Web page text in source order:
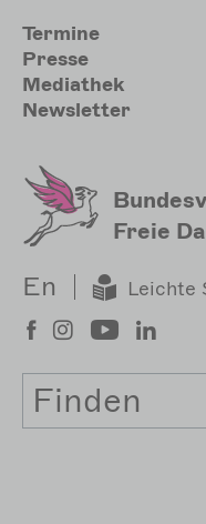
Sekundärmenu
Termine
Presse
Mediathek
Newsletter
Freie
En Leichte
Suche